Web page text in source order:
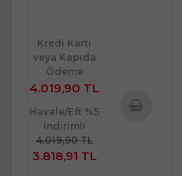
Kredi Kartı
veya Kapıda
Ödeme
4.019,90 TL
Havale/Eft %5
indirimli
4.019,90 TL
3.818,91 TL